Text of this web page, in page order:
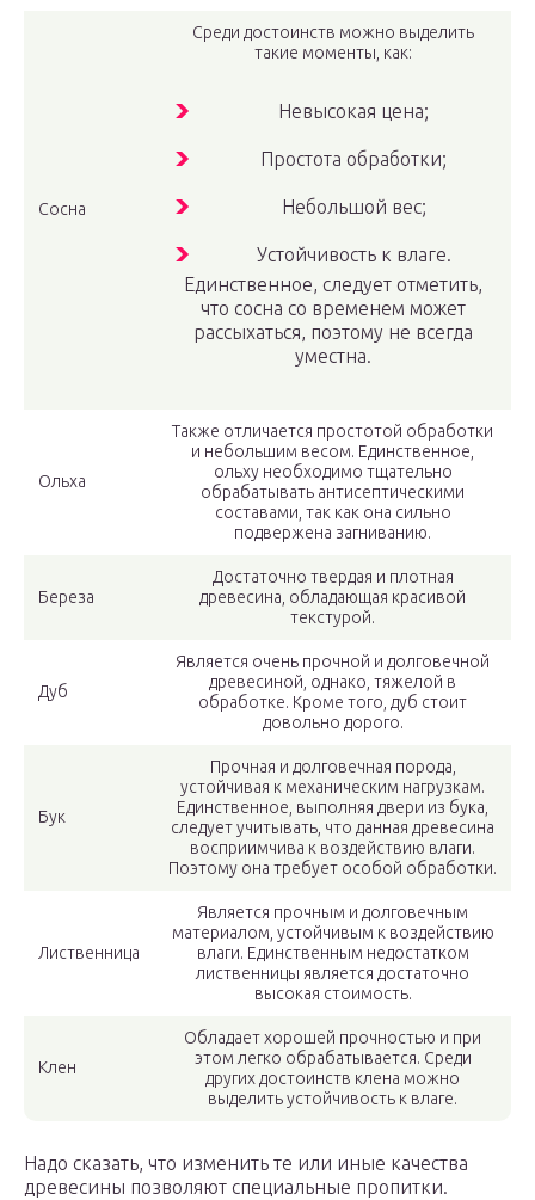
Сосна
Среди достоинств можно выделить
такие моменты, как:
Невысокая цена;
Простота обработки;
Небольшой вес;
Устойчивость к влаге.
Единственное, следует отметить,
что сосна со временем может
рассыхаться, поэтому не всегда
уместна.
Ольха
Также отличается простотой обработки
и небольшим весом. Единственное,
ольху необходимо тщательно
обрабатывать антисептическими
составами, так как она сильно
подвержена загниванию.
Береза
Достаточно твердая и плотная
древесина, обладающая красивой
текстурой.
Дуб
Является очень прочной и долговечной
древесиной, однако, тяжелой в
обработке. Кроме того, дуб стоит
довольно дорого.
Бук
Прочная и долговечная порода,
устойчивая к механическим нагрузкам.
Единственное, выполняя двери из бука,
следует учитывать, что данная древесина
восприимчива к воздействию влаги.
Поэтому она требует особой обработки.
Лиственница
Является прочным и долговечным
материалом, устойчивым к воздействию
влаги. Единственным недостатком
лиственницы является достаточно
высокая стоимость.
Клен
Обладает хорошей прочностью и при
этом легко обрабатывается. Среди
других достоинств клена можно
выделить устойчивость к влаге.
Надо сказать, что изменить те или иные качества
древесины позволяют специальные пропитки.